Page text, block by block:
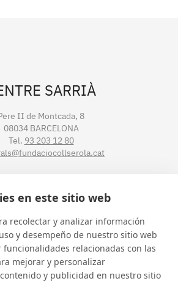
SARRIÀ
II de Montcada, 8
08034 BARCELONA
Tel. 93 203 12 80
TIBIDABO
Lluís Muntadas, 3-5-7
08035 BARCELONA
Tel.93 211 89 54
en este sitio web
recolectar y analizar información
y desempeño de nuestro sitio web
relacionadas con las
mejorar y personalizar
y publicidad en nuestro sitio